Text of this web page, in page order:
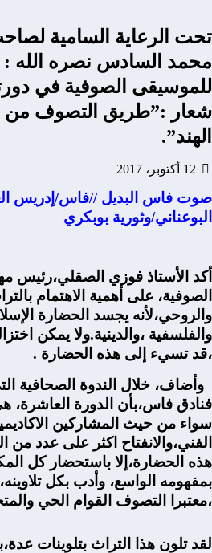
تحت الرعاية السامية
محمد السادس نصره الله
للموسيقى الصوفية في
شعار :”طريق التصوف من
الهند”.
صوت فاس البديل //فاس/إدريس
البوعناني/وثورية بوبكري
أكد الأستاذ فوزي الصقلي،رئيس
الصوفية، على أهمية الاهتمام
والروحي،لأنه يجسد الحضارة
والفلسفية ،والدينية.ولا يمكن
،قد تسيء إلى هذه الحضارة .
وأضاف، خلال الندوة الصحافية
فنادق فاس،بأن الدورة العاشرة،
سواء من حيث المشاركين
الفني،والانفتاح اكثر على عدد من
هذه الحضارة،إلا باستحضار كل
بمفهومه الواسع، وأدب بكل
،معتبرا التصوف القوام الحي
لقد تلون هذا التراث بتلوينات